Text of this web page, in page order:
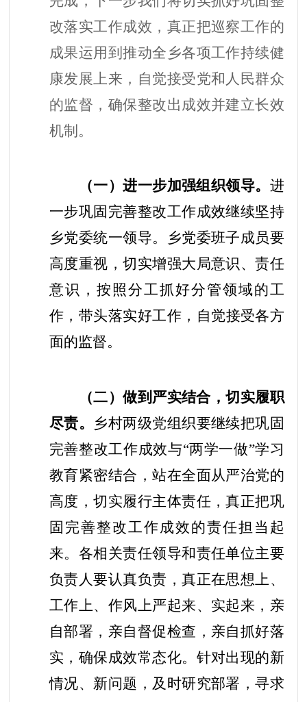
改落实工作成效，真正把巡察工作的
成果运用到推动全乡各项工作持续健
康发展上来，自觉接受党和人民群众
的监督，确保整改出成效并建立长效
机制。
（一）进一步加强组织领导。 进
一步巩固完善整改工作成效继续坚持
乡党委统一领导。乡党委班子成员要
高度重视，切实增强大局意识、责任
意识，按照分工抓好分管领域的工
作 ， 带头落实好工作 ，自觉接受各方
面的监督。
（二）做到严实结合，切实履职
尽责。
乡村两级党组织要继续把巩固
完善整改工作成效与“两学一做”学习
教育紧密结合，站在全面从严治党的
高度，切实履行主体责任，真正把巩
固完善整改工作成效的责任担当起
来。各相关责任领导和责任单位主要
负责人要认真负责，真正在思想上、
工作上、作风上严起来、实起来，亲
自部署，亲自督促检查，亲自抓好落
实，确保成效常态化。 针对出现的新
情况、新问题，及时研究部署，寻求